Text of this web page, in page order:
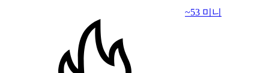
~53 미니